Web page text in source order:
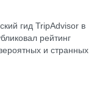
гид TripAdvisor в
рейтинг
и странных